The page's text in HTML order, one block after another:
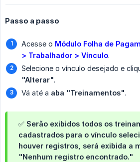
Passo a passo
Acesse o Módulo Folha de
> Trabalhador > Vínculo.
Selecione o vínculo desejado e
"Alterar".
Vá até a aba "Treinamentos".
✅ Serão exibidos todos os
cadastrados para o vínculo
houver registros, será exibida a
"Nenhum registro encontrado."